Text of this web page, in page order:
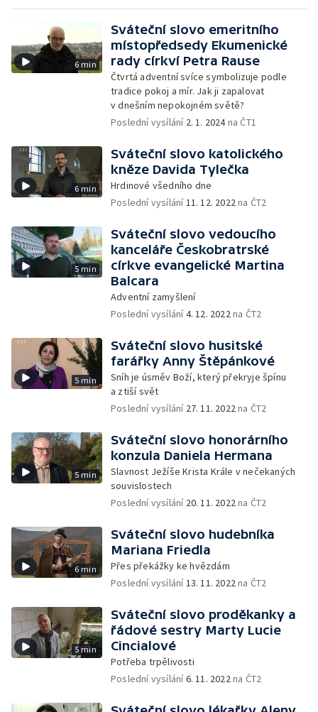
6 min
Sváteční slovo emeritního
místopředsedy Ekumenické
rady církví Petra Rause
Čtvrtá adventní svíce symbolizuje podle
tradice pokoj a mír. Jak ji zapalovat
v dnešním nepokojném světě?
Poslední vysílání 2. 1. 2024na ČT1
6 min
Sváteční slovo katolického
kněze Davida Tylečka
Hrdinové všedního dne
Poslední vysílání11. 12. 2022na ČT2
5 min
Sváteční slovo vedoucího
kanceláře Českobratrské
církve evangelické Martina
Balcara
Adventní zamyšlení
Poslední vysílání4. 12. 2022na ČT2
5 min
Sváteční slovo husitské
farářky Anny Štěpánkové
Sníh je úsměv Boží, který překryje špínu
a ztiší svět
Poslední vysílání 27. 11. 2022na ČT2
5 min
Sváteční slovo honorárního
konzula Daniela Hermana
Slavnost Ježíše Krista Krále v nečekaných
souvislostech
Poslední vysílání 20. 11. 2022na ČT2
6 min
Sváteční slovo hudebníka
Mariana Friedla
Přes překážky ke hvězdám
Poslední vysílání13. 11. 2022na ČT2
5 min
Sváteční slovo proděkanky a
řádové sestry Marty Lucie
Cincialové
Potřeba trpělivosti
Poslední vysílání6. 11. 2022na ČT2